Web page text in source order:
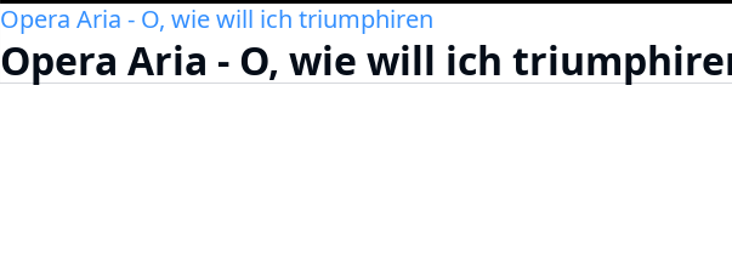
Opera Aria - O, wie will ich triumphiren
Opera Aria - O, wie will ich